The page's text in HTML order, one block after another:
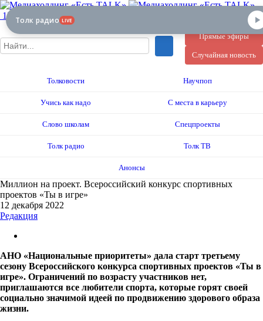
12+
Прямые эфиры
Случайная новость
Толковости Научпоп
Учись как надо С места в карьеру
Слово школам Спецпроекты
Толк радио Толк ТВ
Анонсы
Миллион на проект. Всероссийский конкурс спортивных
проектов «Ты в игре»
12 декабря 2022
Редакция
АНО «Национальные приоритеты» дала старт третьему
сезону Всероссийского конкурса спортивных проектов «Ты в
игре». Ограничений по возрасту участников нет,
приглашаются все любители спорта, которые горят своей
социально значимой идеей по продвижению здорового образа
жизни.
Толк радио LIVE